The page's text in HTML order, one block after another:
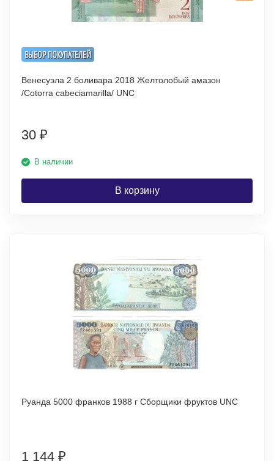
ВЫБОР ПОКУПАТЕЛЕЙ
Венесуэла 2 боливара 2018 Желтолобый амазон
/Cotorra cabeciamarilla/ UNC
30 ₽
В наличии
В корзину
Руанда 5000 франков 1988 г Сборщики фруктов UNC
1 144 ₽